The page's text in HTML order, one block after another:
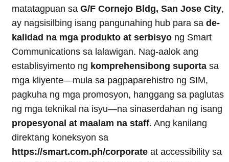
matatagpuan sa G/F Cornejo Bldg, San Jose City,
ay nagsisilbing isang pangunahing hub para sa de-
kalidad na mga produkto at serbisyo ng Smart
Communications sa lalawigan. Nag-aalok ang
establisyimento ng komprehensibong suporta sa
mga kliyente—mula sa pagpaparehistro ng SIM,
pagkuha ng mga promosyon, hanggang sa paglutas
ng mga teknikal na isyu—na sinaserdahan ng isang
propesyonal at maalam na staff. Ang kanilang
direktang koneksyon sa
https://smart.com.ph/corporate at accessibility sa